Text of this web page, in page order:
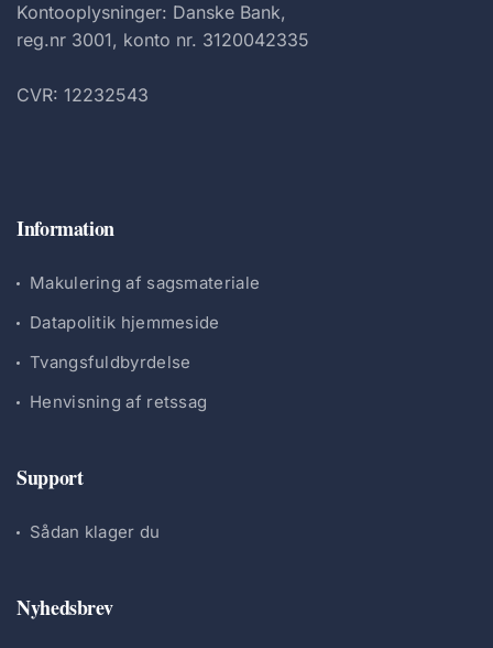
Kontooplysninger: Danske Bank,
reg.nr 3001, konto nr. 3120042335
CVR: 12232543
Information
Makulering af sagsmateriale
Datapolitik hjemmeside
Tvangsfuldbyrdelse
Henvisning af retssag
Support
Sådan klager du
Nyhedsbrev